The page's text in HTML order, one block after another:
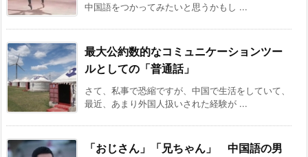
中国語をつかってみたいと思うかもし ...
最大公約数的なコミュニケーションツー
ルとしての「普通話」
さて、私事で恐縮ですが、中国で生活をしていて、
最近、あまり外国人扱いされた経験が ...
「おじさん」「兄ちゃん」 中国語の男